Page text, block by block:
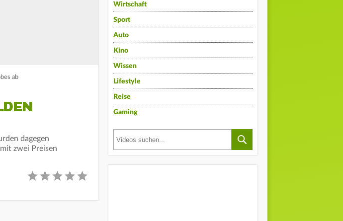
ab
dagegen
zwei Preisen
Wirtschaft
Sport
Auto
Kino
Wissen
Lifestyle
Reise
Gaming